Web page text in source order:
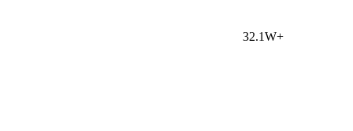
32.1W+